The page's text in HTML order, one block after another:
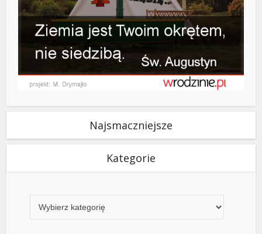
Najsmaczniejsze
Kategorie